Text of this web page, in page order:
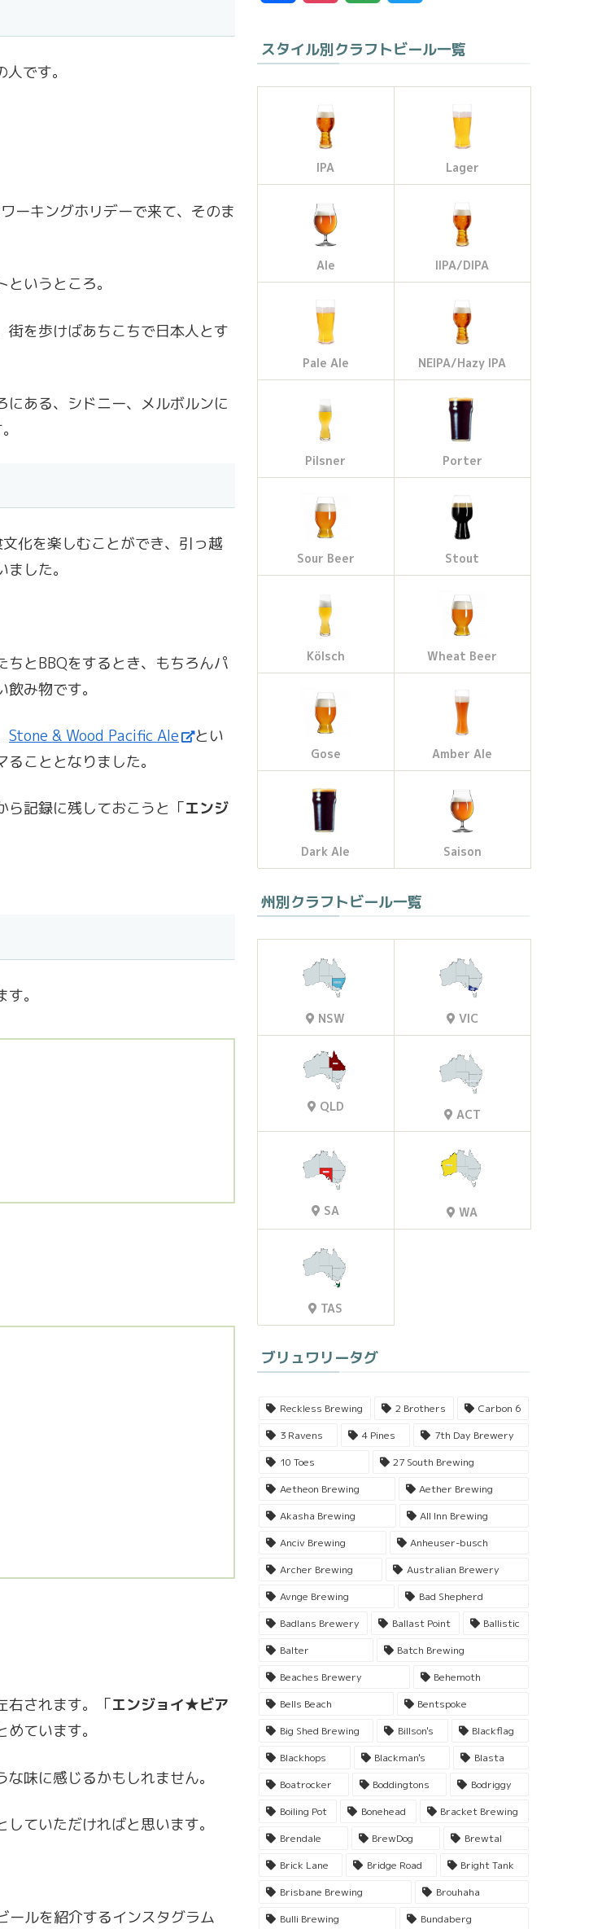
です。
ーキングホリデーで来て、そのま
いうところ。
街を歩けばあちこちで日本人とす
ある、シドニー、メルボルンに
化を楽しむことができ、引っ越
した。
とBBQをするとき、もちろんパ
み物です。
Stone & Wood Pacific Ale
とい
こととなりました。
ら記録に残しておこうと「エンジ
。
右されます。「エンジョイ★ビア
ています。
味に感じるかもしれません。
ていただければと思います。
ールを紹介するインスタグラム
c
e
s
t
o
g
i
t
スタイル別クラフトビール一覧
IPA Lager
Ale IIPA/DIPA
Pale Ale NEIPA/Hazy IPA
Pilsner Porter
Sour Beer Stout
Kölsch Wheat Beer
Gose Amber Ale
Dark Ale Saison
州別クラフトビール一覧
NSW VIC
QLD ACT
SA WA
TAS
ブリュワリータグ
Reckless Brewing 2 Brothers
Carbon 6
3 Ravens
4 Pines
7th Day Brewery
10 Toes
27 South Brewing
Aetheon Brewing
Aether Brewing
Akasha Brewing
All Inn Brewing
Anciv Brewing
Anheuser-busch
Archer Brewing
Australian Brewery
Avnge Brewing
Bad Shepherd
Badlans Brewery
Ballast Point
Ballistic
Balter
Batch Brewing
Beaches Brewery
Behemoth
Bells Beach
Bentspoke
Big Shed Brewing
Billson's
Blackflag
Blackhops
Blackman's
Blasta
Boatrocker
Boddingtons
Bodriggy
Boiling Pot
Bonehead
Bracket Brewing
Brendale
BrewDog
Brewtal
Brick Lane
Bridge Road
Bright Tank
Brisbane Brewing
Brouhaha
Bulli Brewing
Bundaberg